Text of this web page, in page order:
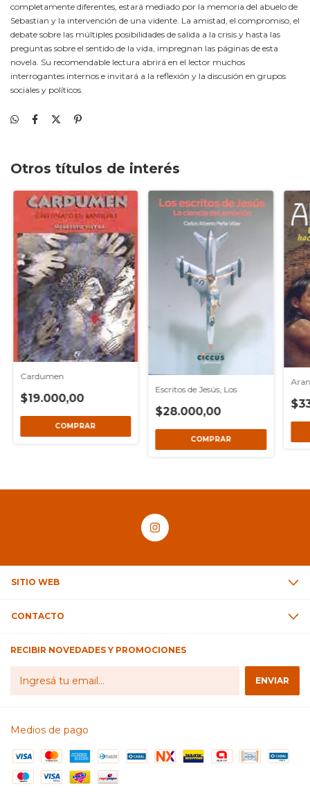
completamente diferentes, estará mediado por la memoria del abuelo de
Sebastian y la intervención de una vidente. La amistad, el compromiso, el
debate sobre las múltiples posibilidades de salida a la crisis y hasta las
preguntas sobre el sentido de la vida, impregnan las páginas de esta
novela. Su recomendable lectura abrirá en el lector muchos
interrogantes internos e invitará a la reflexión y la discusión en grupos
sociales y políticos.
Otros títulos de interés
Cardumen
$19.000,00
Escritos de Jesús, Los
$28.000,00
SITIO WEB
CONTACTO
RECIBIR NOVEDADES Y PROMOCIONES
Medios de pago